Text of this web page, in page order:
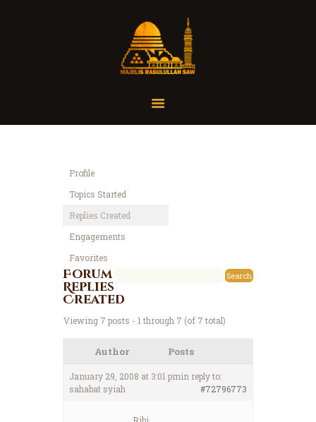
Home
Tausiah
Jadwal
Tanya Yuk
Referensi
Profile
Topics Started
Replies Created
Engagements
Favorites
Forum
Replies
Created
Viewing 7 posts - 1 through 7 (of 7 total)
Author Posts
January 29, 2008 at 3:01 pmin reply to:
sahabat syiah
#72796773
Ribi